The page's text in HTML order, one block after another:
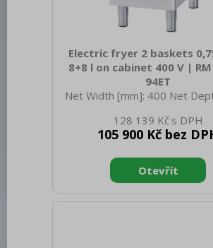
Electric fryer 2 baskets
8+8 l on cabinet 400 V |
94ET
Net Width [mm]: 400 Net
[kg]: 51.00 Gross Width
Gross depth [mm]: 970 Gross
Device type: Electric unit
type of device: With
Power electric [kW]: 12.000
128 139 Kč
105 900 Kč bez